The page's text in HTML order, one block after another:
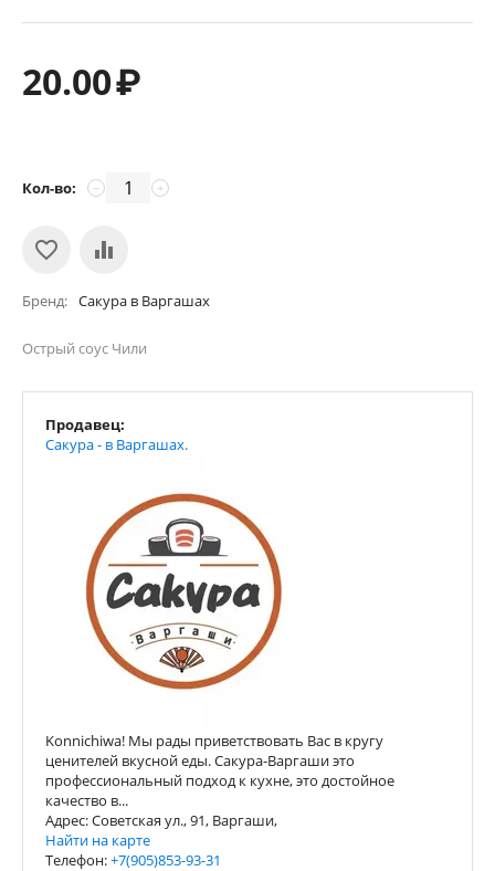
20.00₽
Кол-во: +
−
Бренд Сакура в Варгашах
Острый соус Чили
Продавец:
Сакура - в Варгашах.
Konnichiwa! Мы рады приветствовать Вас в кругу
ценителей вкусной еды. Сакура-Варгаши это
профессиональный подход к кухне, это достойное
качество в...
Адрес: Советская ул., 91, Варгаши,
Найти на карте
Телефон:+7(905)853-93-31